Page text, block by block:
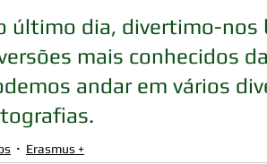
último dia, divertimo-
mais conhecidos
andar em vários
Erasmus +